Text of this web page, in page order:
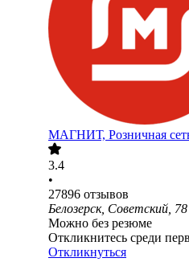
МАГНИТ, Розничная
3.4
•
27896 отзывов
Белозерск, Советский, 78
Можно без резюме
Откликнитесь среди
Откликнуться